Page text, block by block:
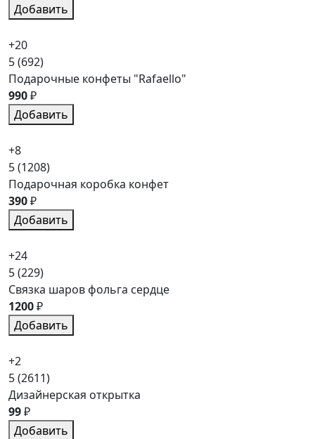
Добавить
+20
5(692)
Подарочные конфеты "Rafaello"
990₽
Добавить
+8
5(1208)
Подарочная коробка конфет
390₽
Добавить
+24
5(229)
Связка шаров фольга сердце
1200₽
Добавить
+2
5(2611)
Дизайнерская открытка
99₽
Добавить